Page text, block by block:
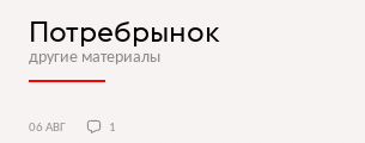
Потребрынок
другие материалы
06 АВГ 1